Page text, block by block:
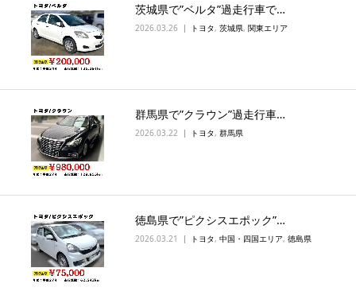
茨城県で”ベルタ”過走行車で…
2026.03.26 トヨタ, 茨城県, 関東エリア
群馬県で”クラウン”過走行車…
2026.03.22 トヨタ, 群馬県
徳島県で”ピクシスエポック”…
2026.03.21 トヨタ, 中国・四国エリア, 徳島県